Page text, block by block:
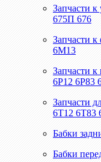
Запчасти
675П 676
Запчасти
6М13
Запчасти
6Р12 6Р83
Запчасти
6Т12 6Т83
Бабки
Бабки